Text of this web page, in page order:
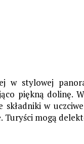
w stylowej
piękną dolinę.
w
Turyści mogą